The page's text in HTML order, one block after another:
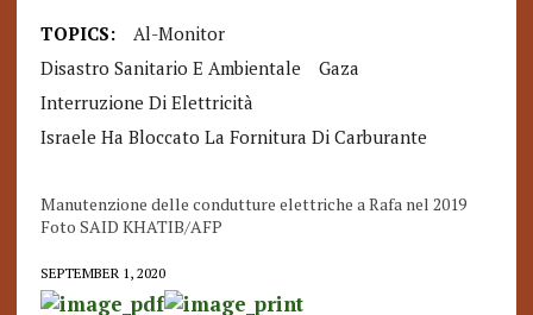
TOPICS:
Al-Monitor
Disastro Sanitario E Ambientale
Gaza
Interruzione Di Elettricità
Israele Ha Bloccato La Fornitura Di Carburante
Manutenzione delle condutture elettriche a Rafa nel 2019
Foto SAID KHATIB/AFP
SEPTEMBER 1, 2020